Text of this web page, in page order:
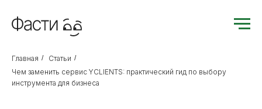
Главная / Статьи /
Чем заменить сервис YCLIENTS: практический гид по выбору
инструмента для бизнеса